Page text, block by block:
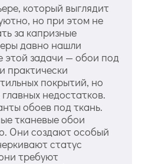
который выглядит
но при этом не
за капризные
давно нашли
этой задачи — обои под
практически
покрытий, но
недостатков.
обоев под ткань.
тканевые обои
Они создают особый
статус
требуют